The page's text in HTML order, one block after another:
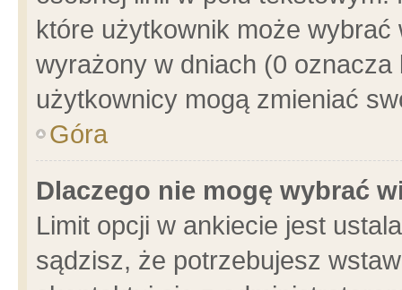
które użytkownik może
wyrażony w dniach (0
użytkownicy mogą zmieniać
Góra
Dlaczego nie mogę wybrać
Limit opcji w ankiecie jest
sądzisz, że potrzebujesz